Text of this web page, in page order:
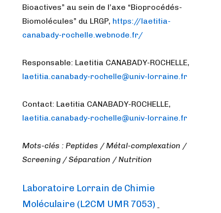
Bioactives” au sein de l’axe “Bioprocédés-
Biomolécules” du LRGP, https://laetitia-
canabady-rochelle.webnode.fr/
Responsable: Laetitia CANABADY-ROCHELLE,
laetitia.canabady-rochelle@univ-lorraine.fr
Contact: Laetitia CANABADY-ROCHELLE,
laetitia.canabady-rochelle@univ-lorraine.fr
Mots-clés : Peptides / Métal-complexation /
Screening / Séparation / Nutrition
Laboratoire Lorrain de Chimie
Moléculaire (L2CM UMR 7053)